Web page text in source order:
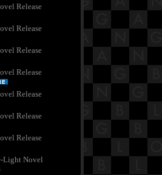
Release
Release
Release
Release
Release
Release
Release
Light Novel